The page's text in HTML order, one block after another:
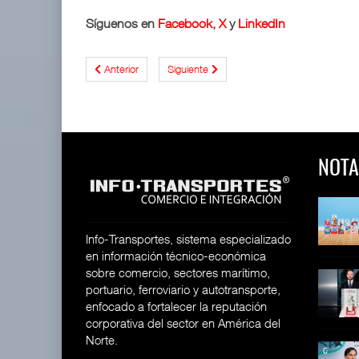
Síguenos en Facebook, Xy LinkedIn
Anterior Siguiente
Info-Transportes, sistema especializado
en información técnico-económica
sobre comercio, sectores marítimo,
portuario, ferroviario y autotransporte,
enfocado a fortalecer la reputación
corporativa del sector en América del
Norte.
Lala Yomi® y Toy Story
Industria tequilera presenta
l
28 JUL 2026
Toyota GR Yaris Aero
MG GO! y MG Cyber
Concept: Los
21 JUL 2026